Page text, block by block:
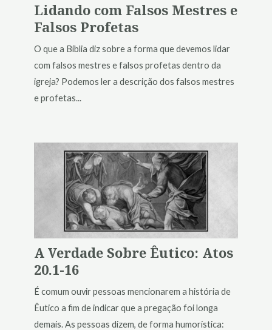
Lidando com Falsos Mestres e
Falsos Profetas
O que a Bíblia diz sobre a forma que devemos lidar
com falsos mestres e falsos profetas dentro da
igreja? Podemos ler a descrição dos falsos mestres
e profetas...
A Verdade Sobre Êutico: Atos
20.1-16
É comum ouvir pessoas mencionarem a história de
Êutico a fim de indicar que a pregação foi longa
demais. As pessoas dizem, de forma humorística: